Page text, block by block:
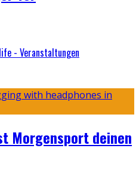
- Veranstaltungen
Morgensport deinen